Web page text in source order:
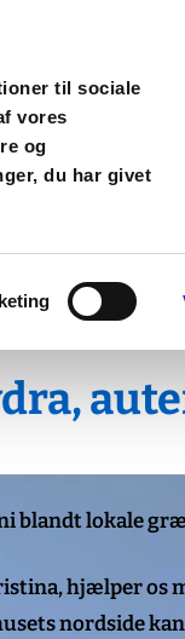
til sociale
vores
og
du har givet
blandt lokale
hjælper os
nordside